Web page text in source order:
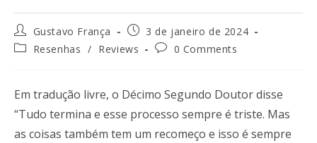
Gustavo França
3 de janeiro de 2024
Resenhas / Reviews 0 Comments
Em tradução livre, o Décimo Segundo Doutor disse
“Tudo termina e esse processo sempre é triste. Mas
as coisas também tem um recomeço e isso é sempre